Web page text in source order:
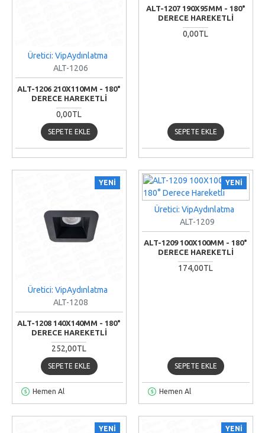
Üretici: VipAydınlatma
ALT-1206
ALT-1206 210X110MM - 180°
DERECE HAREKETLI
0,00TL
SEPETE EKLE
ALT-1207 190X95MM - 180°
DERECE HAREKETLI
0,00TL
SEPETE EKLE
YENI
Üretici: VipAydınlatma
ALT-1208
ALT-1208 140X140MM - 180°
DERECE HAREKETLI
252,00TL
SEPETE EKLE
Hemen Al
YENI
Üretici: VipAydınlatma
ALT-1209
ALT-1209 100X100MM - 180°
DERECE HAREKETLI
174,00TL
SEPETE EKLE
Hemen Al
YENI YENI